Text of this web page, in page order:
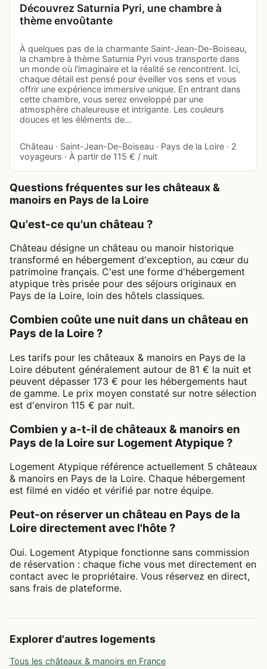
Découvrez Saturnia Pyri, une chambre à
thème envoûtante
À quelques pas de la charmante Saint-Jean-De-Boiseau,
la chambre à thème Saturnia Pyri vous transporte dans
un monde où l'imaginaire et la réalité se rencontrent. Ici,
chaque détail est pensé pour éveiller vos sens et vous
offrir une expérience immersive unique. En entrant dans
cette chambre, vous serez enveloppé par une
atmosphère chaleureuse et intrigante. Les couleurs
douces et les éléments de…
Château · Saint-Jean-De-Boiseau · Pays de la Loire · 2
voyageurs · À partir de 115 € / nuit
Questions fréquentes sur les châteaux &
manoirs en Pays de la Loire
Qu'est-ce qu'un château ?
Château désigne un château ou manoir historique
transformé en hébergement d'exception, au cœur du
patrimoine français. C'est une forme d'hébergement
atypique très prisée pour des séjours originaux en
Pays de la Loire, loin des hôtels classiques.
Combien coûte une nuit dans un château en
Pays de la Loire ?
Les tarifs pour les châteaux & manoirs en Pays de la
Loire débutent généralement autour de 81 € la nuit et
peuvent dépasser 173 € pour les hébergements haut
de gamme. Le prix moyen constaté sur notre sélection
est d'environ 115 € par nuit.
Combien y a-t-il de châteaux & manoirs en
Pays de la Loire sur Logement Atypique ?
Logement Atypique référence actuellement 5 châteaux
& manoirs en Pays de la Loire. Chaque hébergement
est filmé en vidéo et vérifié par notre équipe.
Peut-on réserver un château en Pays de la
Loire directement avec l'hôte ?
Oui. Logement Atypique fonctionne sans commission
de réservation : chaque fiche vous met directement en
contact avec le propriétaire. Vous réservez en direct,
sans frais de plateforme.
Explorer d'autres logements
Tous les châteaux & manoirs en France